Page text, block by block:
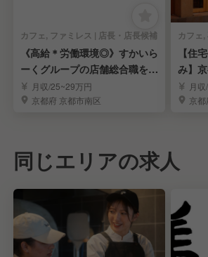
カフェ, ファミレス | 店長・店長候補
《高給＊労働環境◎》すかいら
ーくグループの店舗総合職を募
集｜人柄重視採用
月収/25~29万円
京都府 京都市南区
【住
み】
店長
月
京
同じエリアの求人